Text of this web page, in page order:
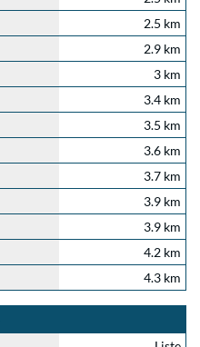
2.5 km
2.9 km
3 km
3.4 km
3.5 km
3.6 km
3.7 km
3.9 km
3.9 km
4.2 km
4.3 km